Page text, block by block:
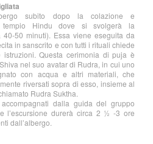
subito dopo la colazione e
tempio Hindu dove si svolgerà la
40-50 minuti). Essa viene eseguita da
in sanscrito e con tutti i rituali chiede
Questa cerimonia di puja è
nel suo avatar di Rudra, in cui uno
con acqua e altri materiali, che
riversati sopra di esso, insieme al
Rudra Suktha.
dalla guida del gruppo
l’escursione durerà circa 2 ½ -3 ore
dall’albergo.